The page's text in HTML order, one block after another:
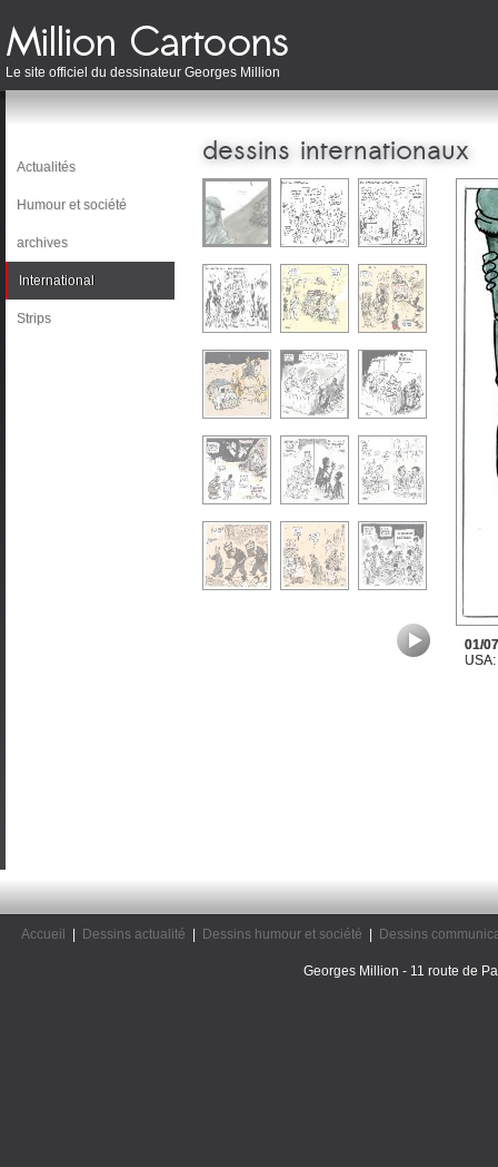
Le site officiel du dessinateur Georges Million
Actualités
Humour et société
archives
International
Strips
dessins internationaux
01/
Accueil Dessins actualité Dessins humour et société Dessins
Georges Million - 11 route de